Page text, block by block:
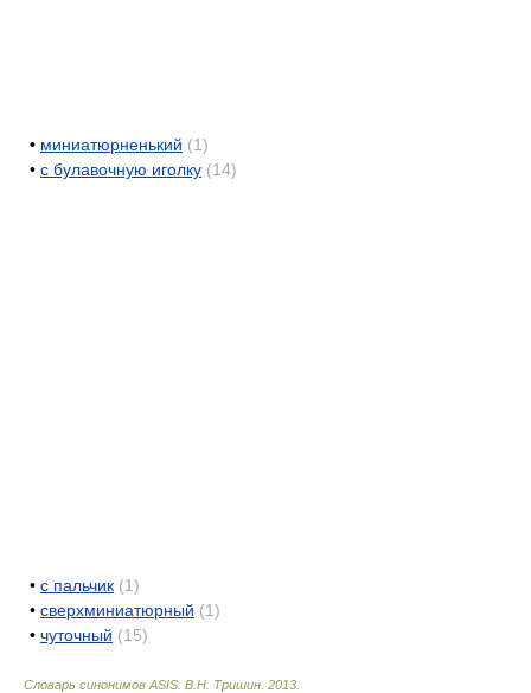
• миниатюрненький (1)
• с булавочную иголку (14)
• с пальчик (1)
• сверхминиатюрный (1)
• чуточный (15)
Словарь синонимов ASIS. В.Н. Тришин 2013